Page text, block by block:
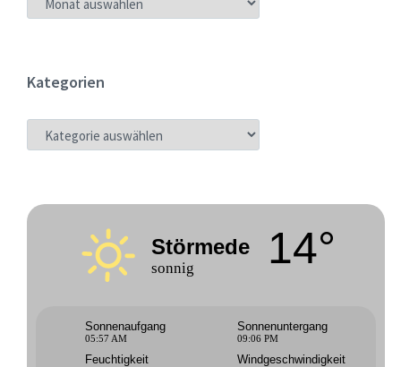
Kategorien
KATEGORIEN
Störmede
sonnig 14°
Sonnenaufgang
05:57 AM
Sonnenuntergang
09:06 PM
Feuchtigkeit Windgeschwindigkeit